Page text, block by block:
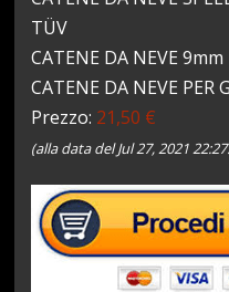
TÜV
CATENE DA NEVE 9mm
CATENE DA NEVE PER
Prezzo: 21,50 €
(alla data del Jul 27, 2021